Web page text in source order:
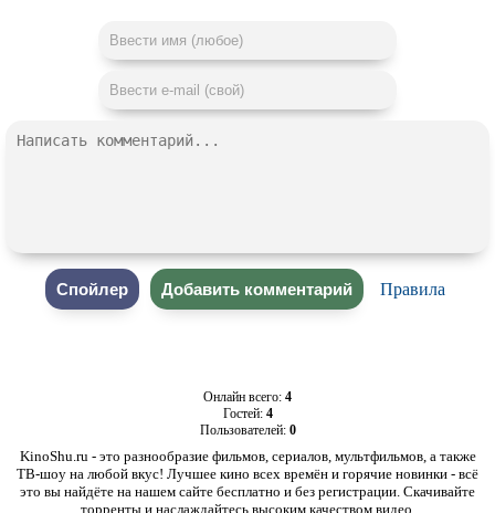
Правила
Онлайн всего: 4
Гостей: 4
Пользователей: 0
KinoShu.ru - это разнообразие фильмов, сериалов, мультфильмов, а также
ТВ-шоу на любой вкус! Лучшее кино всех времён и горячие новинки - всё
это вы найдёте на нашем сайте бесплатно и без регистрации. Скачивайте
торренты и наслаждайтесь высоким качеством видео.